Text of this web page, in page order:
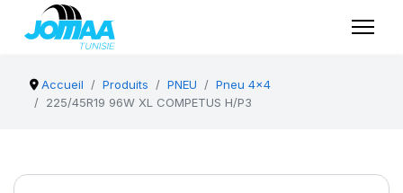
Accueil Produits PNEU
Pneu 4x4
225/45R19 96W XL COMPETUS H/P3